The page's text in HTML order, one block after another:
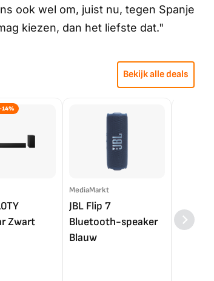
ook wel om, juist nu, tegen Spanje
kiezen, dan het liefste dat."
Bekijk alle deals
14%
Zwart
MediaMarkt
JBL Flip 7
Bluetooth-speaker
Blauw
LG
4K TV